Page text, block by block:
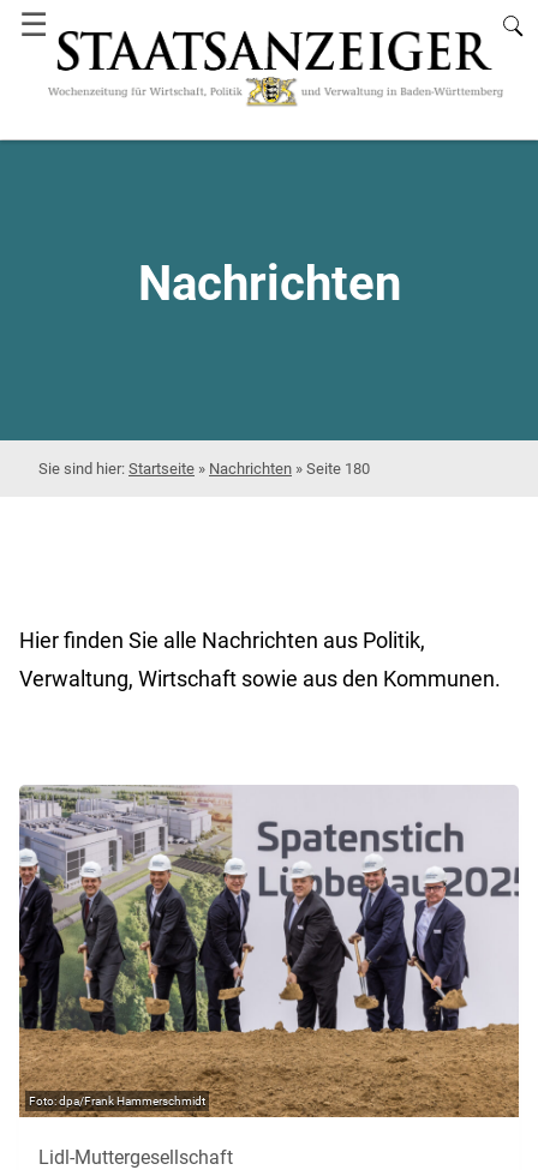
☰
Nachrichten
Startseite » Nachrichten » Seite 180
Hier finden Sie alle Nachrichten aus Politik,
Verwaltung, Wirtschaft sowie aus den Kommunen.
dpa/Frank Hammerschmidt
Lidl-Muttergesellschaft